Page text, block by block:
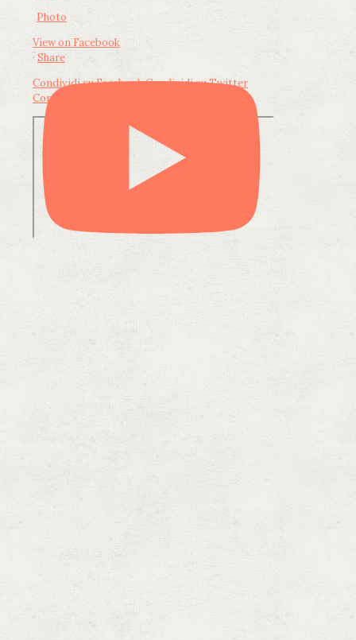
Photo
View on Facebook
· Share
Condividi su FacebookCondividi su Twitter
Condividi su LinkedIn